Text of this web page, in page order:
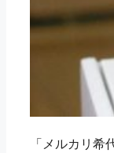
「メルカリ希